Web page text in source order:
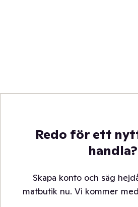
Redo för ett
handla?
Skapa konto och säg
matbutik nu. Vi kommer